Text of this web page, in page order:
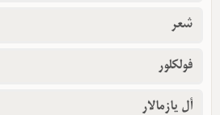
شعر
فولکلور
أل یازمالار